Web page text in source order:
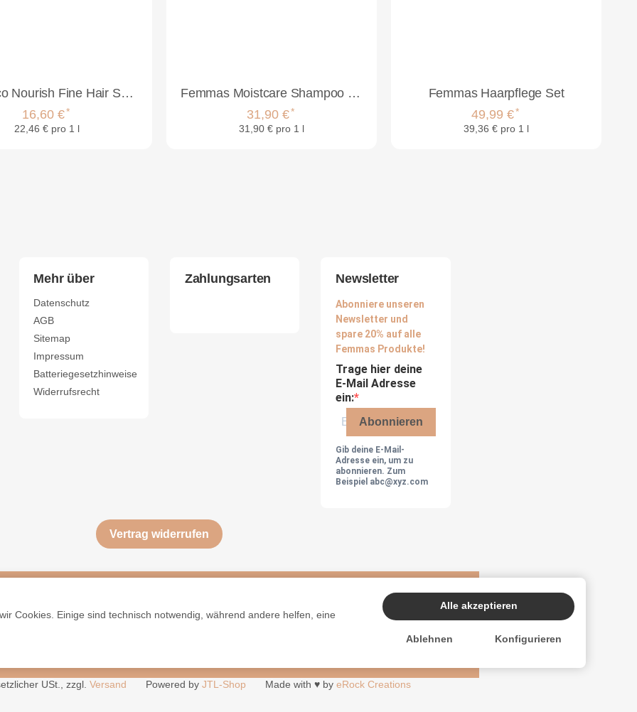
MKS Eco Nourish Fine Hair Shampoo Light Breeze Scent 739 ml
16,60 €*
22,46 € pro 1 l
Femmas Moistcare Shampoo 1L + Femmas Moistcare Conditioner 1L
31,90 €*
31,90 € pro 1 l
Femmas Haarpflege Set
49,99 €*
39,36 € pro 1 l
Mehr über
Datenschutz
AGB
Sitemap
Impressum
Batteriegesetzhinweise
Widerrufsrecht
Zahlungsarten Newsletter
Abonniere unseren
Newsletter und
spare 20% auf alle
Femmas Produkte!
Trage hier deine
E-Mail Adresse
ein:
Abonnieren
Gib deine E-Mail-
Adresse ein, um zu
abonnieren. Zum
Beispiel abc@xyz.com
Vertrag widerrufen
USt., zzgl. Versand Powered by JTL-Shop Made with♥ byeRock Creations
Alle akzeptieren
Ablehnen Konfigurieren
Cookies. Einige sind technisch notwendig, während andere helfen, eine